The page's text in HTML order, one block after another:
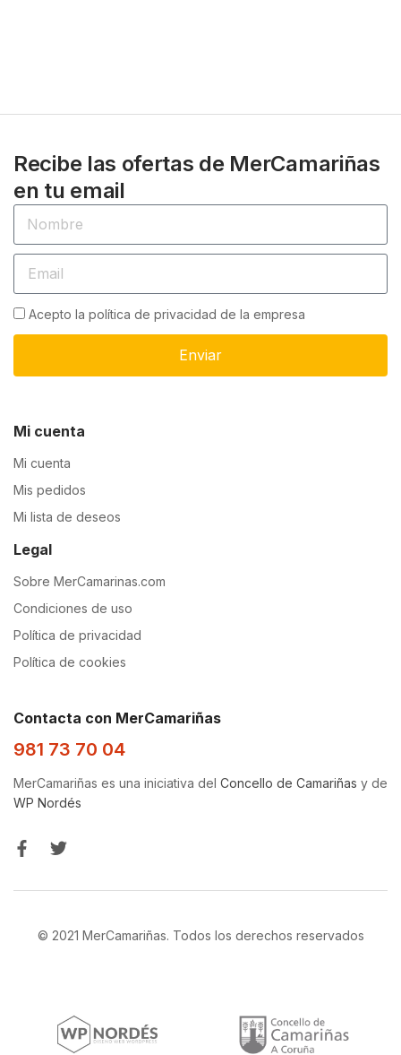
Recibe las ofertas de MerCamariñas
en tu email
Acepto la política de privacidad de la empresa
Enviar
Mi cuenta
Mi cuenta
Mis pedidos
Mi lista de deseos
Legal
Sobre MerCamarinas.com
Condiciones de uso
Política de privacidad
Política de cookies
Contacta con MerCamariñas
981 73 70 04
MerCamariñas es una iniciativa del Concello de Camariñas y de
WP Nordés
© 2021 MerCamariñas. Todos los derechos reservados